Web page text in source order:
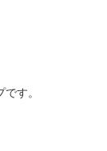
す。